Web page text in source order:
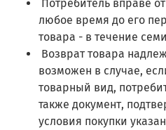
Потребитель вправе
любое время до его
товара - в течение
Возврат товара
возможен в случае,
товарный вид,
также документ,
условия покупки